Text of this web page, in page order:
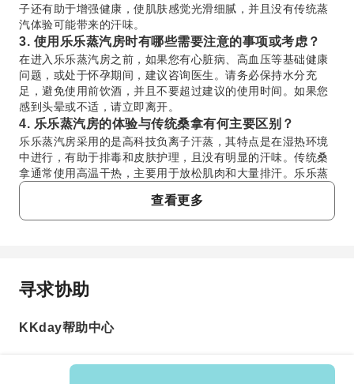
子还有助于增强健康，使肌肤感觉光滑细腻，并且没有传统蒸
汽体验可能带来的汗味。
3. 使用乐乐蒸汽房时有哪些需要注意的事项或考虑？
在进入乐乐蒸汽房之前，如果您有心脏病、高血压等基础健康
问题，或处于怀孕期间，建议咨询医生。请务必保持水分充
足，避免使用前饮酒，并且不要超过建议的使用时间。如果您
感到头晕或不适，请立即离开。
4. 乐乐蒸汽房的体验与传统桑拿有何主要区别？
乐乐蒸汽房采用的是高科技负离子汗蒸，其特点是在湿热环境
中进行，有助于排毒和皮肤护理，且没有明显的汗味。传统桑
拿通常使用高温干热，主要用于放松肌肉和大量排汗。乐乐蒸
汽房旨在提供更温和、对皮肤更友好的体验。
5. 一般情况下，参观乐乐蒸汽房的流程是怎样的？
通常，乐乐蒸汽房的体验包括换上舒适的衣物，进行简短的淋
异。
为了达到日常维护和长期获益，通常建议每周使用乐乐蒸汽房
1-2次。然而，个体耐受度和健康目标可能会影响这个频率。最
7. 在使用乐乐蒸汽房之前，有哪些特定的准备或建议？
查看更多
常问问题
1. 乐乐蒸汽房建议每次使用多长时间？
间建议在40-60分钟左右。如果您感到不适，请随时结束。
寻求协助
KKday帮助中心